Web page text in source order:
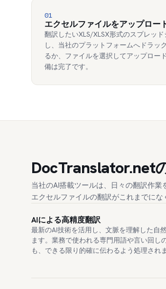
01
エクセルファイルをアップロー
翻訳したいXLS/XLSX形式のスプレッ
し、当社のプラットフォームへドラッ
るか、ファイルを選択してアップロー
備は完了です。
DocTranslator.net
当社のAI搭載ツールは、日々の翻訳作業
エクセルファイルの翻訳がこれまでにな
AIによる高精度翻訳
最新のAI技術を活用し、文脈を理解した自
ます。業務で使われる専門用語や言い回し
も、できる限り的確に伝わるよう処理されま